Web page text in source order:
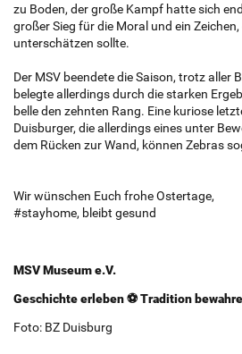
zu Boden, der große Kampf hatte sich
großer Sieg für die Moral und ein
un­ter­schät­zen soll­te.
Der MSV be­en­de­te die Sai­son, trotz aller
be­leg­te al­ler­dings durch die star­ken
bel­le den zehn­ten Rang. Eine ku­rio­se
Duis­bur­ger, die al­ler­dings eines unter
dem Rücken zur Wand, kön­nen Ze­bras
Wir wün­schen Euch frohe Os­ter­ta­ge,
#stay­ho­me, bleibt ge­sund
MSV Mu­­­­­­­­­­­­­­­­­­­­­­­­­­­­­­­­­­se­um e.V.
Ge­­­­­­­­­­­­­­­­­­­­­­­­­­­­­­­­­­schich­te er­le­­­­­­­­­­­­­­­­­­­­­­­­­­­­­­­­­­ben ⚽ Tra­­­­­­­­­­­­­­­­­­­­­­­­­­­­­­­­­­di­ti­on
Foto: BZ Duis­burg